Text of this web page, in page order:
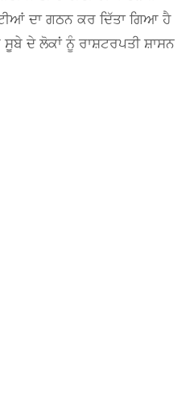
ਦਾ ਗਠਨ ਕਰ ਦਿੱਤਾ ਗਿਆ ਹੈ
ਸੂਬੇ ਦੇ ਲੋਕਾਂ ਨੂੰ ਰਾਸ਼ਟਰਪਤੀ ਸ਼ਾਸਨ